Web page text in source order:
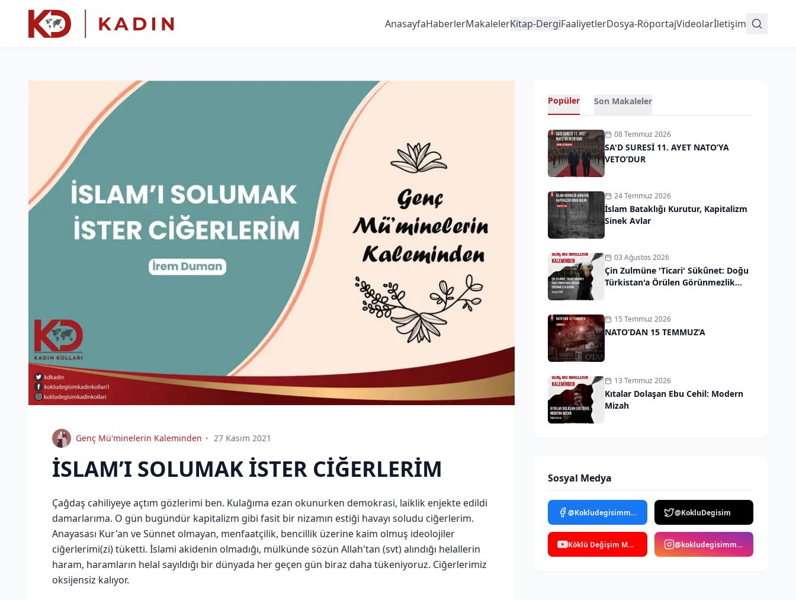
AnasayfaHaberlerMakalelerKitap-DergiFaaliyetlerDosya-RöportajVideolarİletişim
Genç Mü'minelerin Kaleminden 27 Kasım 2021
İSLAM’I SOLUMAK İSTER CİĞERLERİM
Çağdaş cahiliyeye açtım gözlerimi ben. Kulağıma ezan okunurken demokrasi, laiklik enjekte edildi
damarlarıma. O gün bugündür kapitalizm gibi fasit bir nizamın estiği havayı soludu ciğerlerim.
Anayasası Kur'an ve Sünnet olmayan, menfaatçilik, bencillik üzerine kaim olmuş ideolojiler
ciğerlerimi(zi) tüketti. İslami akidenin olmadığı, mülkünde sözün Allah'tan (svt) alındığı helallerin
haram, haramların helal sayıldığı bir dünyada her geçen gün biraz daha tükeniyoruz. Ciğerlerimiz
oksijensiz kalıyor.
Popüler Son Makaleler
08 Temmuz 2026
SA'D SURESİ 11. AYET NATO’YA
VETO’DUR
24 Temmuz 2026
İslam Bataklığı Kurutur, Kapitalizm
Sinek Avlar
03 Ağustos 2026
Çin Zulmüne 'Ticari' Sükûnet: Doğu
Türkistan'a Örülen Görünmezlik
15 Temmuz 2026
NATO’DAN 15 TEMMUZ’A
13 Temmuz 2026
Kıtalar Dolaşan Ebu Cehil: Modern
Mizah
Sosyal Medya
@Kokludegisimmedya @KokluDegisim
Köklü Değişim Medya @kokludegisimmedya